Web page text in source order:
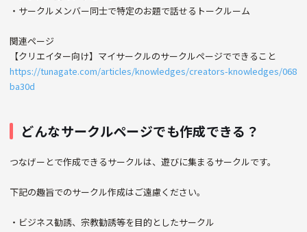
・サークルメンバー同士で特定のお題で話せるトークルーム
関連ページ
【クリエイター向け】マイサークルのサークルページでできること
https://tunagate.com/articles/knowledges/creators-knowledges/068
ba30d
どんなサークルページでも作成できる？
つなげーとで作成できるサークルは、遊びに集まるサークルです。
下記の趣旨でのサークル作成はご遠慮ください。
・ビジネス勧誘、宗教勧誘等を目的としたサークル